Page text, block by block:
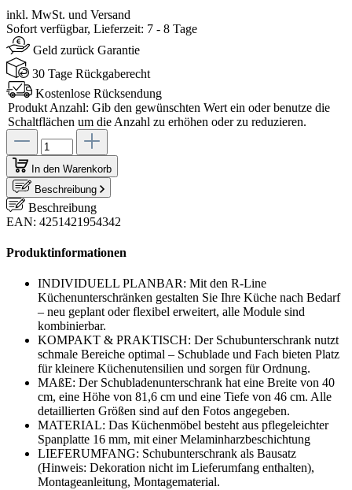
inkl. MwSt. und Versand
Sofort verfügbar, Lieferzeit: 7 - 8 Tage
Geld zurück Garantie
30 Tage Rückgaberecht
Kostenlose Rücksendung
Produkt Anzahl: Gib den gewünschten Wert ein oder benutze die
Schaltflächen um die Anzahl zu erhöhen oder zu reduzieren.
In den Warenkorb
Beschreibung
Beschreibung
EAN: 4251421954342
Produktinformationen
INDIVIDUELL PLANBAR: Mit den R-Line
Küchenunterschränken gestalten Sie Ihre Küche nach Bedarf
– neu geplant oder flexibel erweitert, alle Module sind
kombinierbar.
KOMPAKT & PRAKTISCH: Der Schubunterschrank nutzt
schmale Bereiche optimal – Schublade und Fach bieten Platz
für kleinere Küchenutensilien und sorgen für Ordnung.
MAßE: Der Schubladenunterschrank hat eine Breite von 40
cm, eine Höhe von 81,6 cm und eine Tiefe von 46 cm. Alle
detaillierten Größen sind auf den Fotos angegeben.
MATERIAL: Das Küchenmöbel besteht aus pflegeleichter
Spanplatte 16 mm, mit einer Melaminharzbeschichtung
LIEFERUMFANG: Schubunterschrank als Bausatz
(Hinweis: Dekoration nicht im Lieferumfang enthalten),
Montageanleitung, Montagematerial.